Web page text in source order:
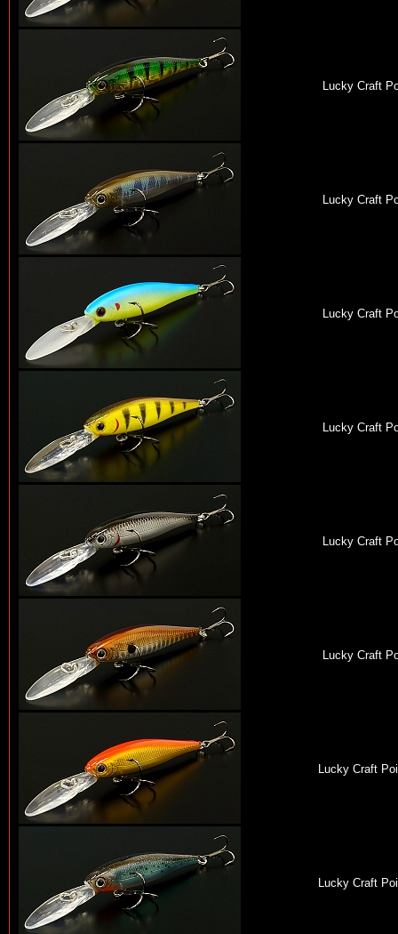
Lucky Craft
Lucky Craft
Lucky Craft
Lucky Craft
Lucky Craft
Lucky Craft
Lucky Craft
Lucky Craft